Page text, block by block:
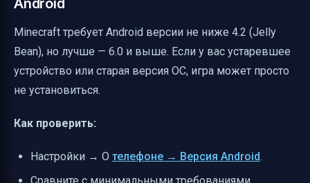
Android
Minecraft требует Android версии не ниже 4.2 (Jelly
Bean), но лучше — 6.0 и выше. Если у вас устаревшее
устройство или старая версия ОС, игра может просто
не установиться.
Как проверить:
Настройки → О телефоне → Версия Android.
Сравните с минимальными требованиями